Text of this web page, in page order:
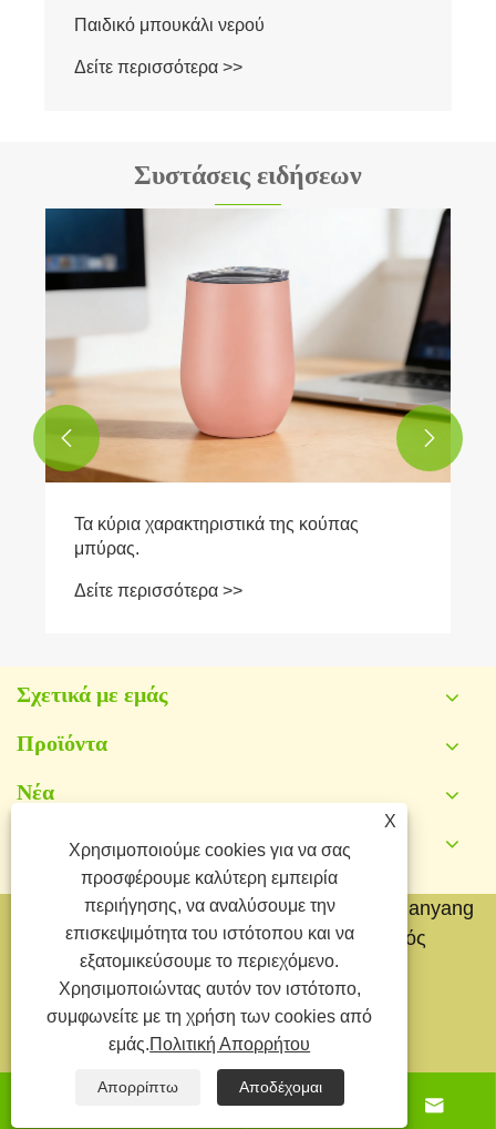
Παιδικό μπουκάλι νερού
Δείτε περισσότερα >>
Συστάσεις ειδήσεων
Τα κύρια χαρακτηριστικά της κούπας
μπύρας.
Δείτε περισσότερα >>
 
Σχετικά με εμάς
Προϊόντα
Νέα
Επικοινωνήστε μαζί μας
Πνευματικά δικαιώματα © 2026 Yongkang Jianyang
Metal Co.,Ltd. Με την επιφύλαξη παντός
δικαιώματος.
Links
Sitemap RSS XML
Πολιτική Απορρήτου
 
X
Χρησιμοποιούμε cookies για να σας
προσφέρουμε καλύτερη εμπειρία
περιήγησης, να αναλύσουμε την
επισκεψιμότητα του ιστότοπου και να
εξατομικεύσουμε το περιεχόμενο.
Χρησιμοποιώντας αυτόν τον ιστότοπο,
συμφωνείτε με τη χρήση των cookies από
εμάς.Πολιτική Απορρήτου
Απορρίπτω Αποδέχομαι